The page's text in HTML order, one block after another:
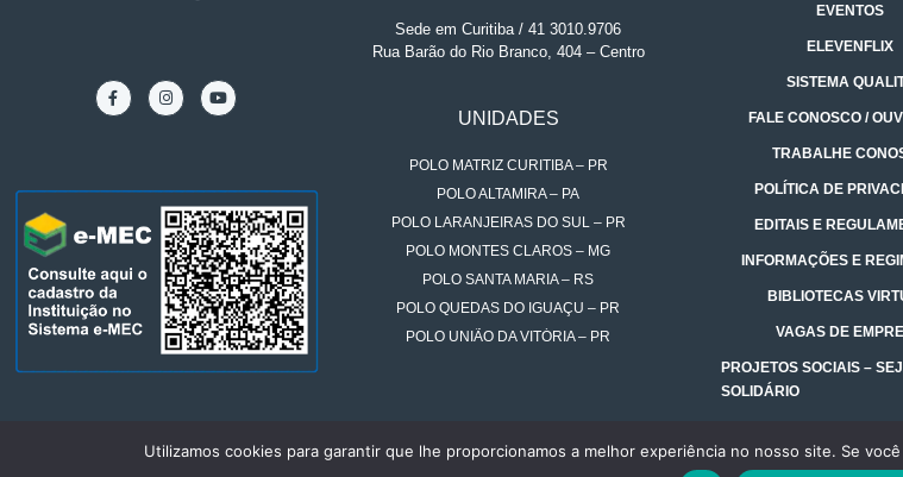
Sede em Curitiba / 41 3010.9706
Rua Barão do Rio Branco, 404 – Centro
UNIDADES
POLO MATRIZ CURITIBA – PR
POLO ALTAMIRA – PA
POLO LARANJEIRAS DO SUL – PR
POLO MONTES CLAROS – MG
POLO SANTA MARIA – RS
POLO QUEDAS DO IGUAÇU – PR
POLO UNIÃO DA VITÓRIA – PR
EVENTOS
ELEVENFLIX
SISTEMA
FALE CONOSCO /
TRABALHE
POLÍTICA DE
EDITAIS E
INFORMAÇÕES E
BIBLIOTECAS
VAGAS DE
PROJETOS SOCIAIS –
SOLIDÁRIO
Utilizamos cookies para garantir que lhe proporcionamos a melhor experiência no nosso site. Se